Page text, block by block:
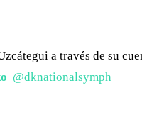
a través de su
@dknationalsymph